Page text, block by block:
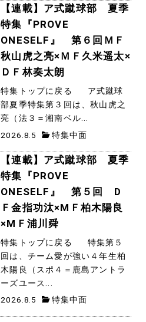
【連載】ア式蹴球部 夏季
特集『PROVE
ONESELF』 第６回ＭＦ
秋山虎之亮×ＭＦ久米遥太×
ＤＦ林奏太朗
特集トップに戻る ア式蹴球
部夏季特集第３回は、秋山虎之
亮（法３＝湘南ベル...
2026.8.5 特集中面
【連載】ア式蹴球部 夏季
特集『PROVE
ONESELF』 第５回 Ⅾ
Ｆ金指功汰×ⅯＦ柏木陽良
×ⅯＦ浦川舜
特集トップに戻る 特集第５
回は、チーム愛が強い４年生柏
木陽良（スポ４＝鹿島アントラ
ーズユース...
2026.8.5 特集中面